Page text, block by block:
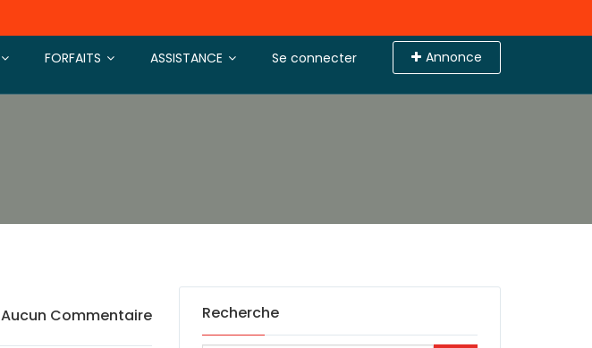
Se connecter Annonce
FORFAITS ASSISTANCE
Aucun Commentaire Recherche